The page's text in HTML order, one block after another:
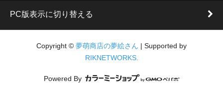
PC版表示に切り替える
Copyright © 夢萌商店の夢絵さん | Supported by
RIKNETWORKS.
Powered By